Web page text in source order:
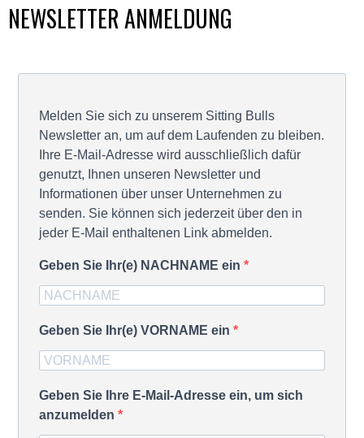
NEWSLETTER ANMELDUNG
Melden Sie sich zu unserem Sitting Bulls
Newsletter an, um auf dem Laufenden zu bleiben.
Ihre E-Mail-Adresse wird ausschließlich dafür
genutzt, Ihnen unseren Newsletter und
Informationen über unser Unternehmen zu
senden. Sie können sich jederzeit über den in
jeder E-Mail enthaltenen Link abmelden.
Geben Sie Ihr(e) NACHNAME ein
Geben Sie Ihr(e) VORNAME ein
Geben Sie Ihre E-Mail-Adresse ein, um sich
anzumelden